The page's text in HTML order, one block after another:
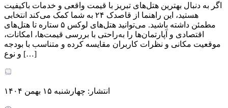
اگر به دنبال بهترین هتل‌های تبریز با قیمت واقعی و خدمات باکیفیت
هستید، این راهنما از قاصدک ۲۴ به شما کمک می‌کند انتخابی
مطمئن داشته باشید. می‌توانید هتل‌های لوکس ۵ ستاره تا هتل‌های
اقتصادی و آپارتمان‌ها را به‌راحتی با بررسی قیمت‌ها، امکانات،
موقعیت مکانی و نظرات کاربران مقایسه کرده و متناسب با بودجه
و نوع […]
انتشار: چهارشنبه ۱۵ بهمن ۱۴۰۴